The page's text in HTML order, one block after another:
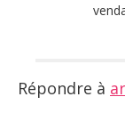
Répondre à